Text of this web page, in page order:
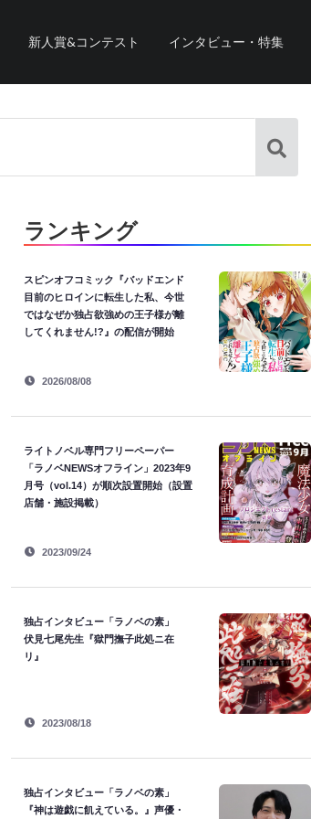
新人賞&コンテスト インタビュー・特集
ランキング
スピンオフコミック『バッドエンド
目前のヒロインに転生した私、今世
ではなぜか独占欲強めの王子様が離
してくれません!?』の配信が開始
2026/08/08
ライトノベル専門フリーペーパー
「ラノベNEWSオフライン」2023年9
月号（vol.14）が順次設置開始（設置
店舗・施設掲載）
2023/09/24
独占インタビュー「ラノベの素」
伏見七尾先生『獄門撫子此処ニ在
リ』
2023/08/18
独占インタビュー「ラノベの素」
『神は遊戯に飢えている。』声優・